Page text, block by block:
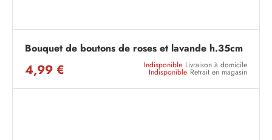
Bouquet de boutons de roses et lavande h.35cm
4,99 € Indisponible Livraison à domicile
Indisponible Retrait en magasin